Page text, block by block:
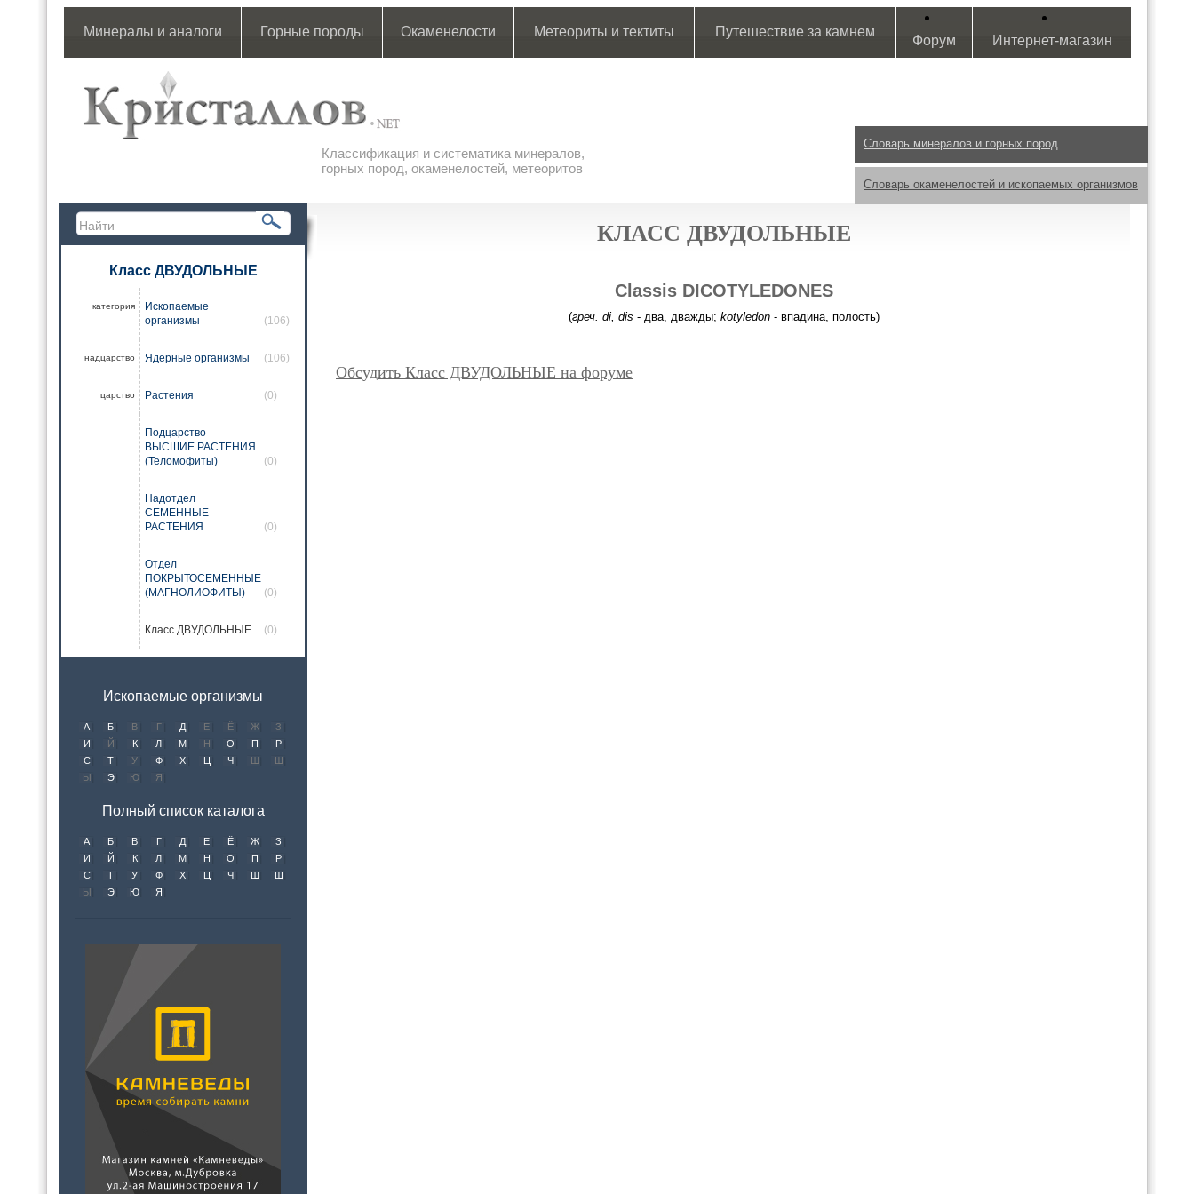
Минералы и аналоги Горные породы Окаменелости Метеориты и тектиты Путешествие за камнем
Форум Интернет-магазин
Классификация и систематика минералов,
горных пород, окаменелостей, метеоритов
Словарь минералов и горных пород
Словарь окаменелостей и ископаемых организмов
Класс ДВУДОЛЬНЫЕ
категория
Ископаемые
организмы
(106)
надцарство Ядерные организмы (106)
царство Растения (0)
Подцарство
ВЫСШИЕ РАСТЕНИЯ
(Теломофиты)
(0)
Надотдел
СЕМЕННЫЕ
РАСТЕНИЯ
(0)
Отдел
ПОКРЫТОСЕМЕННЫЕ
(МАГНОЛИОФИТЫ)
(0)
Класс ДВУДОЛЬНЫЕ (0)
Ископаемые организмы
А Б В Г Д Е Ё Ж
З
И
Й К Л М Н О П
Р
С
Т У Ф Х Ц Ч Ш
Щ
Ы
Э Ю Я
Полный список каталога
А Б В Г Д Е Ё Ж
З
И
Й К Л М Н О П
Р
С
Т У Ф Х Ц Ч Ш
Щ
Ы
Э Ю Я
КЛАСС ДВУДОЛЬНЫЕ
Classis DICOTYLEDONES
(греч. di, dis - два, дважды; kotyledon - впадина, полость)
Обсудить Класс ДВУДОЛЬНЫЕ на форуме